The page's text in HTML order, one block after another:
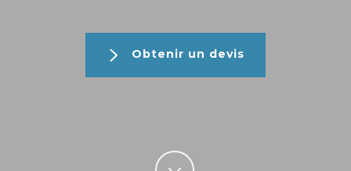
Obtenir un devis